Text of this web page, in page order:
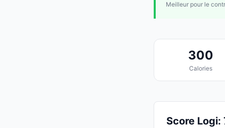
Meilleur pour le
300
Calories
Score Logi: